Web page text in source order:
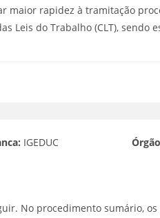
maior rapidez à tramitação
Leis do Trabalho (CLT),
IGEDUC
No procedimento sumário,